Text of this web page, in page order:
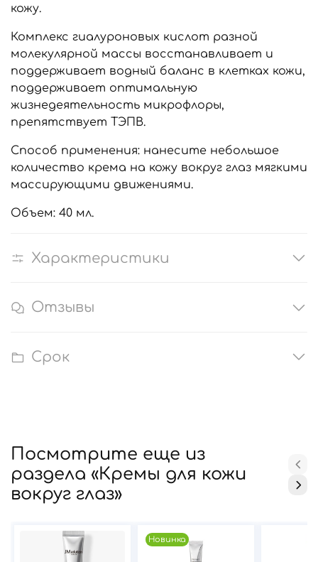
кожу.
Комплекс гиалуроновых кислот разной
молекулярной массы восстанавливает и
поддерживает водный баланс в клетках кожи,
поддерживает оптимальную
жизнедеятельность микрофлоры,
препятствует ТЭПВ.
Способ применения: нанесите небольшое
количество крема на кожу вокруг глаз мягкими
массирующими движениями.
Объем: 40 мл.
Характеристики
Отзывы
Срок
Посмотрите еще из
раздела «Кремы для кожи
вокруг глаз»
Новинка